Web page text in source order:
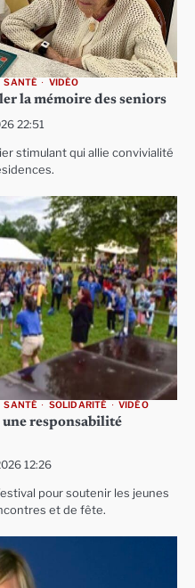
SANTÉ VIDÉO
la mémoire des seniors
22:51
stimulant qui allie convivialité
SANTÉ SOLIDARITÉ VIDÉO
une responsabilité
12:26
pour soutenir les jeunes
et de fête.